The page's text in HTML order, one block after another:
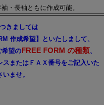
・長袖ともに作成可能。
きましては
作成希望】といたしまして、
希望のFREE FORM の種類、
またはＦＡＸ番号をご記入いた
ませ。